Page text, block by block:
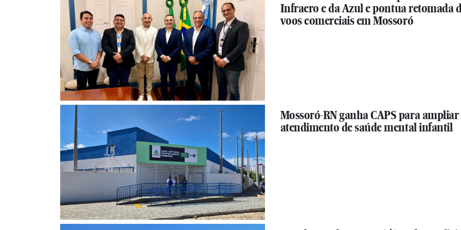
Infraero e da Azul e pontua retomada
voos comerciais em Mossoró
Mossoró-RN ganha CAPS para ampliar
atendimento de saúde mental infantil